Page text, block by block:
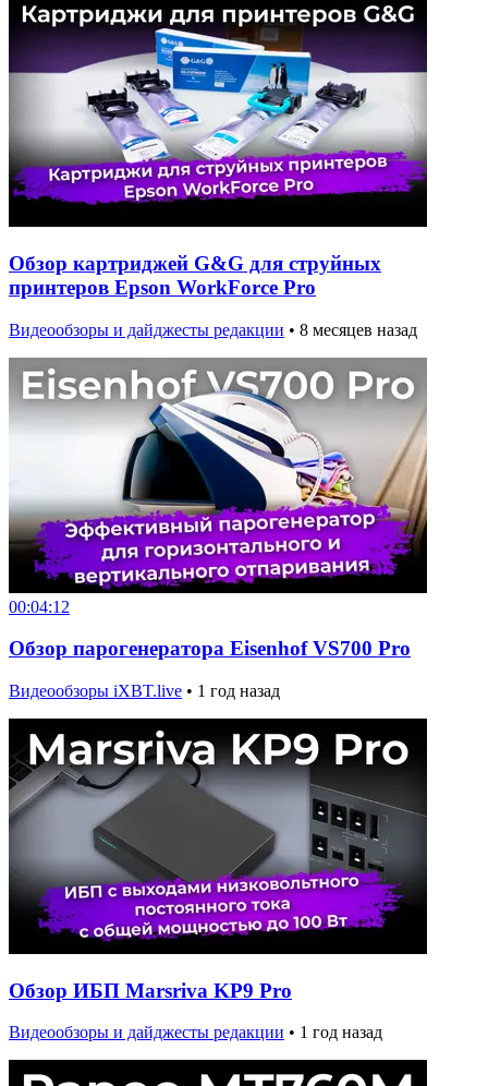
Обзор картриджей G&G для струйных
принтеров Epson WorkForce Pro
Видеообзоры и дайджесты редакции • 8 месяцев назад
00:04:12
Обзор парогенератора Eisenhof VS700 Pro
Видеообзоры iXBT.live • 1 год назад
Обзор ИБП Marsriva KP9 Pro
Видеообзоры и дайджесты редакции • 1 год назад